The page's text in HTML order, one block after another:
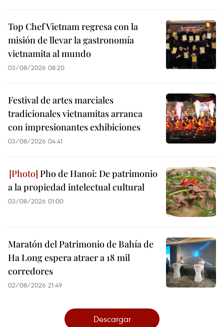
Top Chef Vietnam regresa con la
misión de llevar la gastronomía
vietnamita al mundo
03/08/2026 08:20
Festival de artes marciales
tradicionales vietnamitas arranca
con impresionantes exhibiciones
03/08/2026 04:41
Pho de Hanoi: De patrimonio
a la propiedad intelectual cultural
03/08/2026 01:00
Maratón del Patrimonio de Bahía de
Ha Long espera atraer a 18 mil
corredores
02/08/2026 21:49
Descargar